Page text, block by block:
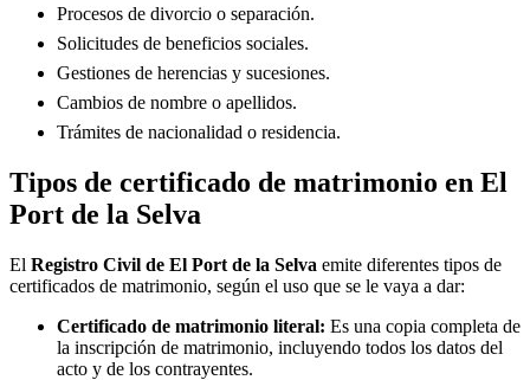
Procesos de divorcio o separación.
Solicitudes de beneficios sociales.
Gestiones de herencias y sucesiones.
Cambios de nombre o apellidos.
Trámites de nacionalidad o residencia.
Tipos de certificado de matrimonio en El
Port de la Selva
El Registro Civil de El Port de la Selva emite diferentes tipos de
certificados de matrimonio, según el uso que se le vaya a dar:
Certificado de matrimonio literal: Es una copia completa de
la inscripción de matrimonio, incluyendo todos los datos del
acto y de los contrayentes.